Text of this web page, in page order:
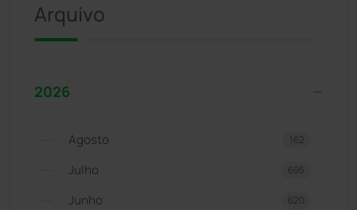
Arquivo
2026
Agosto 162
Julho 695
Junho 620